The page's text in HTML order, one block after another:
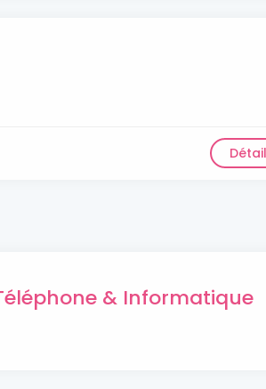
& Informatique